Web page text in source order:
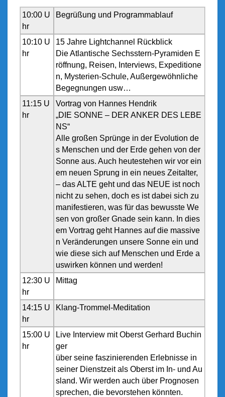
10:00 U
hr
Begrüßung und Programmablauf
10:10 U
hr
15 Jahre Lightchannel Rückblick
Die Atlantische Sechsstern-Pyramiden E
röffnung, Reisen, Interviews, Expeditione
n, Mysterien-Schule, Außergewöhnliche
Begegnungen usw…
11:15 U
hr
Vortrag von Hannes Hendrik
„DIE SONNE – DER ANKER DES LEBE
NS“
Alle großen Sprünge in der Evolution de
s Menschen und der Erde gehen von der
Sonne aus. Auch heutestehen wir vor ein
em neuen Sprung in ein neues Zeitalter,
– das ALTE geht und das NEUE ist noch
nicht zu sehen, doch es ist dabei sich zu
manifestieren, was für das bewusste We
sen von großer Gnade sein kann. In dies
em Vortrag geht Hannes auf die massive
n Veränderungen unsere Sonne ein und
wie diese sich auf Menschen und Erde a
uswirken können und werden!
12:30 U
hr
Mittag
14:15 U
hr
Klang-Trommel-Meditation
15:00 U
hr
Live Interview mit Oberst Gerhard Buchin
ger
über seine faszinierenden Erlebnisse in
seiner Dienstzeit als Oberst im In- und Au
sland. Wir werden auch über Prognosen
sprechen, die bevorstehen könnten.